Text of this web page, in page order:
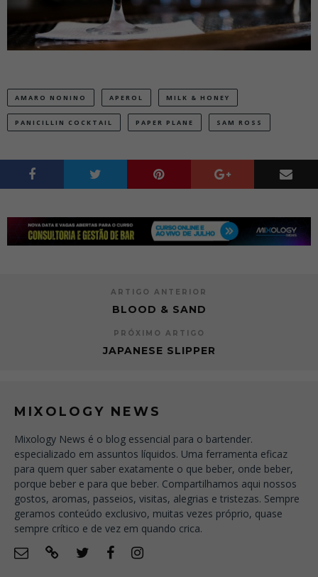
AMARO NONINO APEROL MILK & HONEY
PANICILLIN COCKTAIL PAPER PLANE SAM ROSS
ARTIGO ANTERIOR
BLOOD & SAND
PRÓXIMO ARTIGO
JAPANESE SLIPPER
MIXOLOGY NEWS
Mixology News é o blog essencial para o bartender.
especializado em assuntos líquidos. Uma ferramenta eficaz
para quem quer saber exatamente o que beber, onde beber,
porque beber e para que beber. Compartilhamos aqui nossos
gostos, aromas, passeios, visitas, alegrias e tristezas. Sempre
geramos conteúdo exclusivo, muitas vezes próprio, quase
sempre crítico e de vez em quando crica.